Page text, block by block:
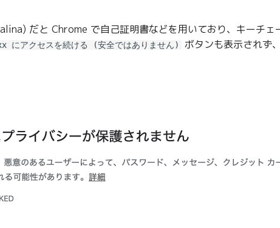
だと Chrome で自己証明書などを用いており、キーチェ
にアクセスを続ける (安全ではありません) ボタンも表示されず